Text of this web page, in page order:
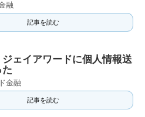
融
記事を読む
ジェイアワードに個人情報送
た
金融
記事を読む